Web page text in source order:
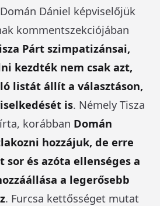
Dániel képviselőjük
kommentszekciójában
Párt szimpatizánsai,
kezdték nem csak azt,
listát állít a választáson,
is. Némely Tisza
korábban Domán
hozzájuk, de erre
és azóta ellenséges a
a legerősebb
. Furcsa kettősséget mutat